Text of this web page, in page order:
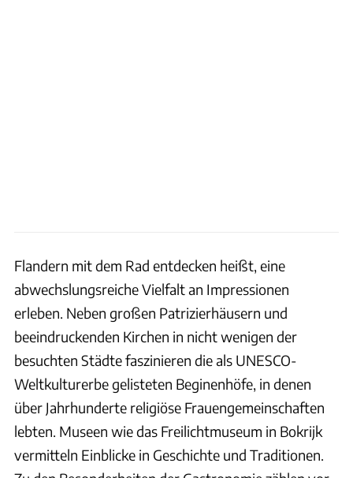
Flandern mit dem Rad entdecken heißt, eine
abwechslungsreiche Vielfalt an Impressionen
erleben. Neben großen Patrizierhäusern und
beeindruckenden Kirchen in nicht wenigen der
besuchten Städte faszinieren die als UNESCO-
Weltkulturerbe gelisteten Beginenhöfe, in denen
über Jahrhunderte religiöse Frauengemeinschaften
lebten. Museen wie das Freilichtmuseum in Bokrijk
vermitteln Einblicke in Geschichte und Traditionen.